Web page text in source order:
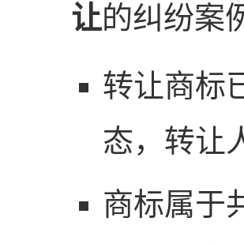
让的纠纷案
转让商标
态，转让
商标属于